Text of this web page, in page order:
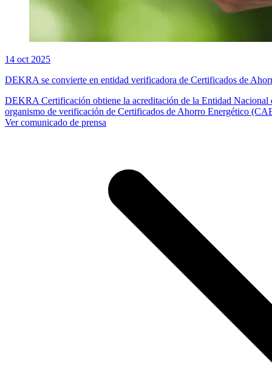
14 oct 2025
DEKRA se convierte en entidad verificadora de Certificados de
DEKRA Certificación obtiene la acreditación de la Entidad
organismo de verificación de Certificados de Ahorro Energético
Ver comunicado de prensa